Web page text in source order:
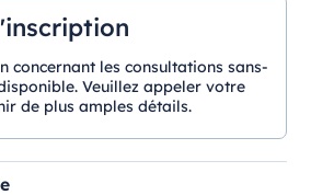
concernant les consultations sans-
Veuillez appeler votre
de plus amples détails.